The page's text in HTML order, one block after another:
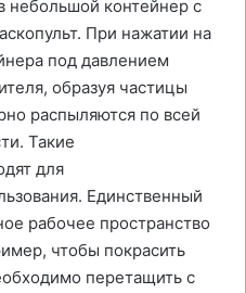
небольшой контейнер с
При нажатии на
под давлением
образуя частицы
распыляются по всей
Такие
для
Единственный
рабочее пространство
чтобы покрасить
перетащить с